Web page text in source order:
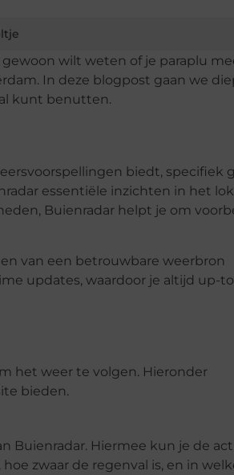
wilt weten of je paraplu
In deze blogpost gaan we
kunt benutten.
biedt, specifiek
essentiële inzichten in het
Buienradar helpt je om
van een betrouwbare weerbron
updates, waardoor je altijd up-
het weer te volgen. Hieronder
bieden.
Buienradar. Hiermee kun je de
zwaar de regenval is, en in